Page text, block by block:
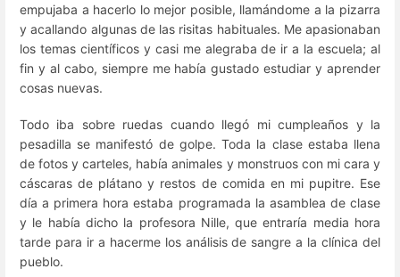
empujaba a hacerlo lo mejor posible, llamándome a la pizarra
y acallando algunas de las risitas habituales. Me apasionaban
los temas científicos y casi me alegraba de ir a la escuela; al
fin y al cabo, siempre me había gustado estudiar y aprender
cosas nuevas.
Todo iba sobre ruedas cuando llegó mi cumpleaños y la
pesadilla se manifestó de golpe. Toda la clase estaba llena
de fotos y carteles, había animales y monstruos con mi cara y
cáscaras de plátano y restos de comida en mi pupitre. Ese
día a primera hora estaba programada la asamblea de clase
y le había dicho la profesora Nille, que entraría media hora
tarde para ir a hacerme los análisis de sangre a la clínica del
pueblo.